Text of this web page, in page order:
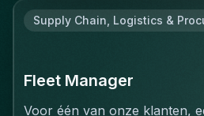
means you'll build the
reporting structure from
directly to the Chief
Supply Chain, Logistics &
Fleet Manager
Voor één van onze klanten,